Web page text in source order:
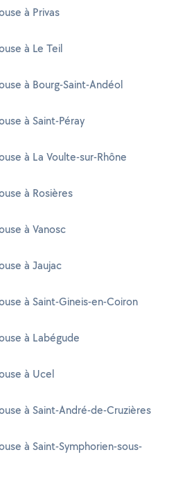
à Privas
à Le Teil
à Bourg-Saint-Andéol
à Saint-Péray
à La Voulte-sur-Rhône
à Rosières
à Vanosc
à Jaujac
à Saint-Gineis-en-Coiron
à Labégude
à Ucel
à Saint-André-de-Cruzières
à Saint-Symphorien-sous-